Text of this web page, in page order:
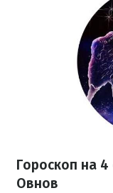
Гороскоп на 4
Овнов